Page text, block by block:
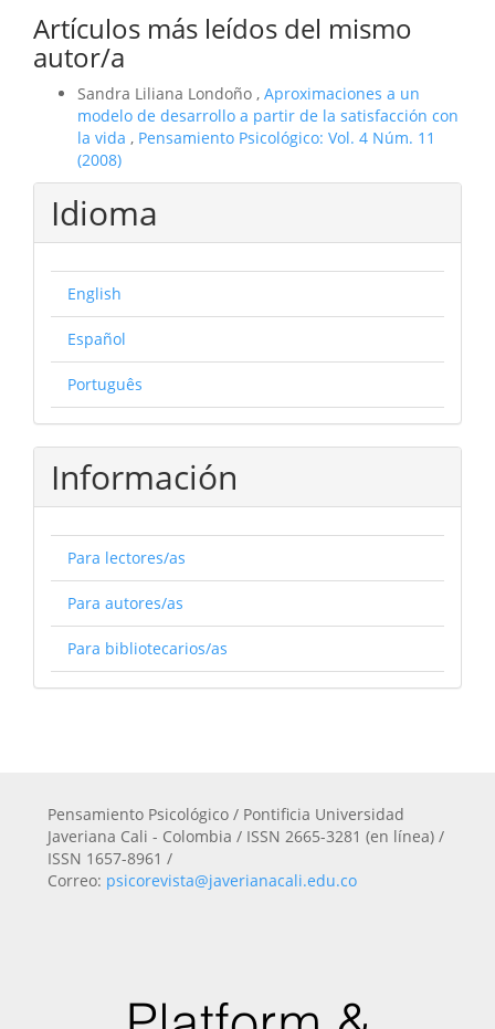
Artículos más leídos del mismo
autor/a
Sandra Liliana Londoño , Aproximaciones a un
modelo de desarrollo a partir de la satisfacción con
la vida , Pensamiento Psicológico: Vol. 4 Núm. 11
(2008)
Idioma
English
Español
Português
Información
Para lectores/as
Para autores/as
Para bibliotecarios/as
Pensamiento Psicológico / Pontificia Universidad
Javeriana Cali - Colombia / ISSN 2665-3281 (en línea) /
ISSN 1657-8961 /
Correo: psicorevista@javerianacali.edu.co